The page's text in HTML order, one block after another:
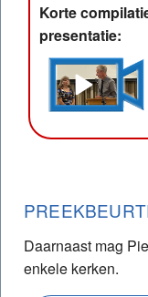
Korte
presentatie:
Daarnaast mag
enkele kerken.